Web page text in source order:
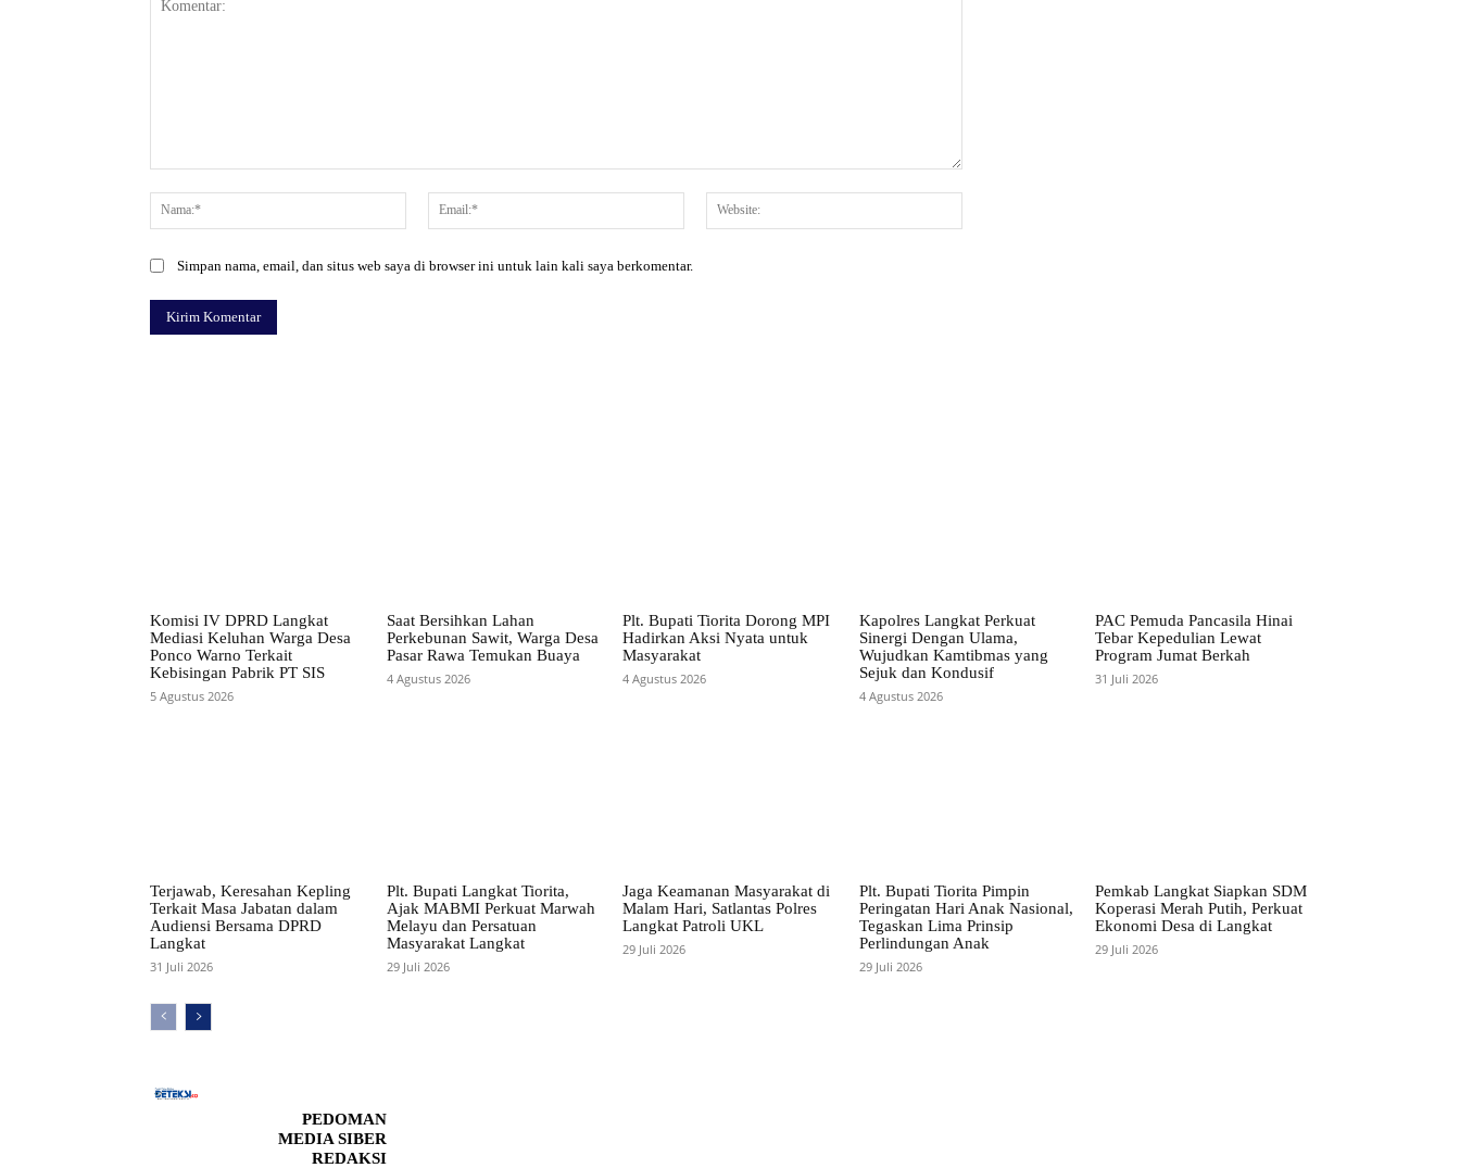
Nama:*
Email:*
Simpan nama, email, dan situs web saya di browser ini untuk lain kali saya berkomentar.
Komisi IV DPRD Langkat
Mediasi Keluhan Warga Desa
Ponco Warno Terkait
Kebisingan Pabrik PT SIS
5 Agustus 2026
Saat Bersihkan Lahan
Perkebunan Sawit, Warga Desa
Pasar Rawa Temukan Buaya
4 Agustus 2026
Plt. Bupati Tiorita Dorong MPI
Hadirkan Aksi Nyata untuk
Masyarakat
4 Agustus 2026
Kapolres Langkat Perkuat
Sinergi Dengan Ulama,
Wujudkan Kamtibmas yang
Sejuk dan Kondusif
4 Agustus 2026
PAC Pemuda Pancasila Hinai
Tebar Kepedulian Lewat
Program Jumat Berkah
31 Juli 2026
Terjawab, Keresahan Kepling
Terkait Masa Jabatan dalam
Audiensi Bersama DPRD
Langkat
31 Juli 2026
Plt. Bupati Langkat Tiorita,
Ajak MABMI Perkuat Marwah
Melayu dan Persatuan
Masyarakat Langkat
29 Juli 2026
Jaga Keamanan Masyarakat di
Malam Hari, Satlantas Polres
Langkat Patroli UKL
29 Juli 2026
Plt. Bupati Tiorita Pimpin
Peringatan Hari Anak Nasional,
Tegaskan Lima Prinsip
Perlindungan Anak
29 Juli 2026
Pemkab Langkat Siapkan SDM
Koperasi Merah Putih, Perkuat
Ekonomi Desa di Langkat
29 Juli 2026
PEDOMAN
MEDIA SIBER
REDAKSI